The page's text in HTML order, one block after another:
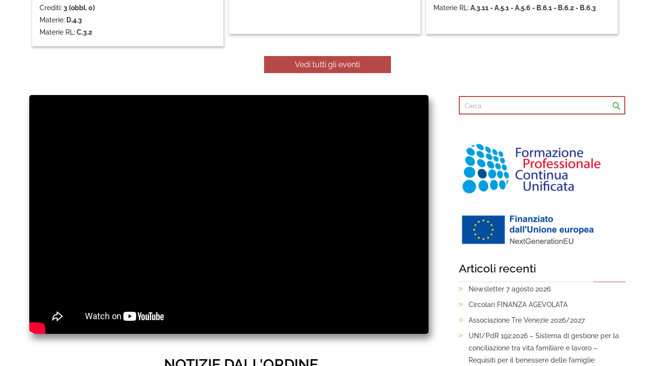
Crediti: 3 (obbl. 0)
Materie: D.4.3
Materie RL: C.3.2
Materie RL: A.3.11 - A.5.1 - A.5.6 - B.6.1 - B.6.2 - B.6.3
Vedi tutti gli eventi
Articoli recenti
Newsletter 7 agosto 2026
Circolari FINANZA AGEVOLATA
Associazione Tre Venezie 2026/2027
UNI/PdR 192:2026 – Sistema di gestione per la
conciliazione tra vita familiare e lavoro –
Requisiti per il benessere delle famiglie